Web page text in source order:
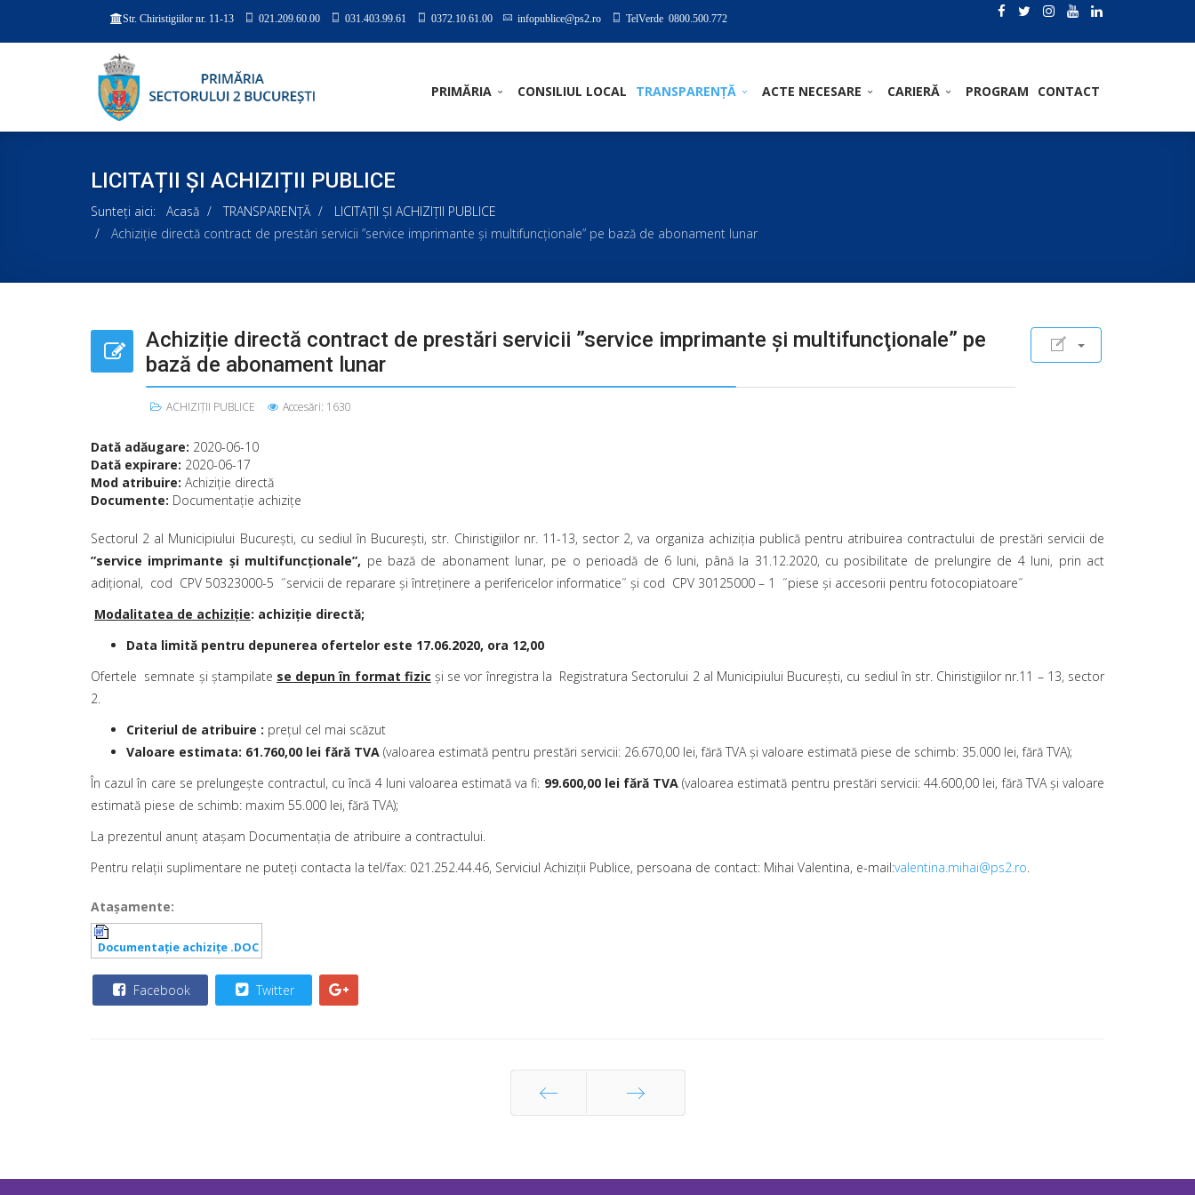
Str. Chiristigiilor nr. 11-13 021.209.60.00 031.403.99.61 0372.10.61.00 infopublice@ps2.ro TelVerde 0800.500.772
PRIMĂRIA CONSILIUL LOCAL TRANSPARENȚĂ ACTE NECESARE CARIERĂ PROGRAM CONTACT
LICITAȚII ȘI ACHIZIȚII PUBLICE
Sunteți aici: Acasă TRANSPARENȚĂ
LICITAȚII ȘI ACHIZIȚII PUBLICE
Achiziție directă contract de prestări servicii ”service imprimante și multifuncţionale” pe bază de abonament lunar
Achiziție directă contract de prestări servicii ”service imprimante și multifuncţionale” pe
bază de abonament lunar
ACHIZIȚII PUBLICE Accesări: 1630
Dată adăugare: 2020-06-10
Dată expirare: 2020-06-17
Mod atribuire: Achiziție directă
Documente: Documentație achizițe
Sectorul 2 al Municipiului Bucureşti, cu sediul în Bucureşti, str. Chiristigiilor nr. 11-13, sector 2, va organiza achiziţia publică pentru atribuirea contractului de prestări servicii de
”service imprimante și multifuncţionale”, pe bază de abonament lunar, pe o perioadă de 6 luni, până la 31.12.2020, cu posibilitate de prelungire de 4 luni, prin act
adiţional, cod CPV 50323000-5 ˝servicii de reparare și întreținere a perifericelor informatice˝ și cod CPV 30125000 – 1 ˝piese și accesorii pentru fotocopiatoare˝
Modalitatea de achiziţie: achiziție directă;
Data limită pentru depunerea ofertelor este 17.06.2020, ora 12,00
Ofertele semnate și ștampilate se depun în format fizic și se vor înregistra la Registratura Sectorului 2 al Municipiului Bucureşti, cu sediul în str. Chiristigiilor nr.11 – 13, sector
2.
Criteriul de atribuire : prețul cel mai scăzut
Valoare estimata: 61.760,00 lei fără TVA (valoarea estimată pentru prestări servicii: 26.670,00 lei, fără TVA și valoare estimată piese de schimb: 35.000 lei, fără TVA);
În cazul în care se prelungeşte contractul, cu încă 4 luni valoarea estimată va fi: 99.600,00 lei fără TVA (valoarea estimată pentru prestări servicii: 44.600,00 lei, fără TVA și valoare
estimată piese de schimb: maxim 55.000 lei, fără TVA);
La prezentul anunț atașam Documentația de atribuire a contractului.
Pentru relaţii suplimentare ne puteţi contacta la tel/fax: 021.252.44.46, Serviciul Achiziţii Publice, persoana de contact: Mihai Valentina, e-mail:valentina.mihai@ps2.ro.
Ataşamente:
Documentație achizițe .DOC
Facebook Twitter